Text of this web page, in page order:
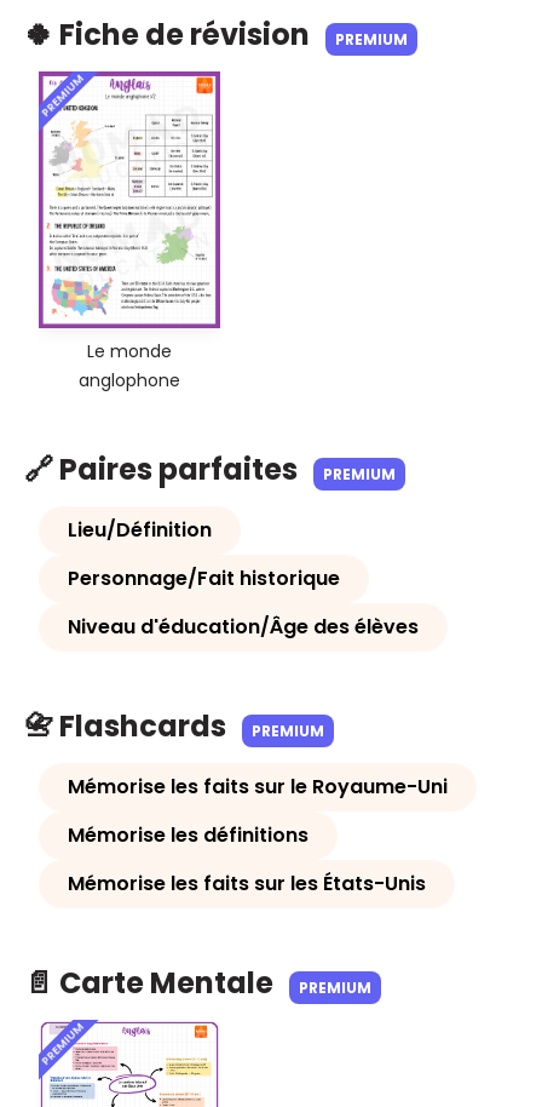
🍀 Fiche de révision PREMIUM
PREMIUM
Le monde
anglophone
🔗 Paires parfaites PREMIUM
Lieu/Définition
Personnage/Fait historique
Niveau d'éducation/Âge des élèves
📇 Flashcards PREMIUM
Mémorise les faits sur le Royaume-Uni
Mémorise les définitions
Mémorise les faits sur les États-Unis
📄 Carte Mentale PREMIUM
PREMIUM